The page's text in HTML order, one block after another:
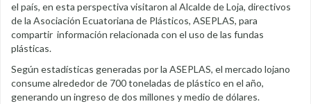
el país, en esta perspectiva visitaron al Alcalde de Loja, directivos
de la Asociación Ecuatoriana de Plásticos, ASEPLAS, para
compartir información relacionada con el uso de las fundas
plásticas.
Según estadísticas generadas por la ASEPLAS, el mercado lojano
consume alrededor de 700 toneladas de plástico en el año,
generando un ingreso de dos millones y medio de dólares.